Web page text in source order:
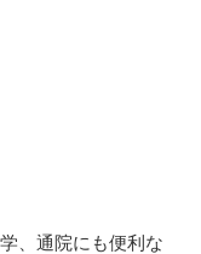
、通院にも便利な